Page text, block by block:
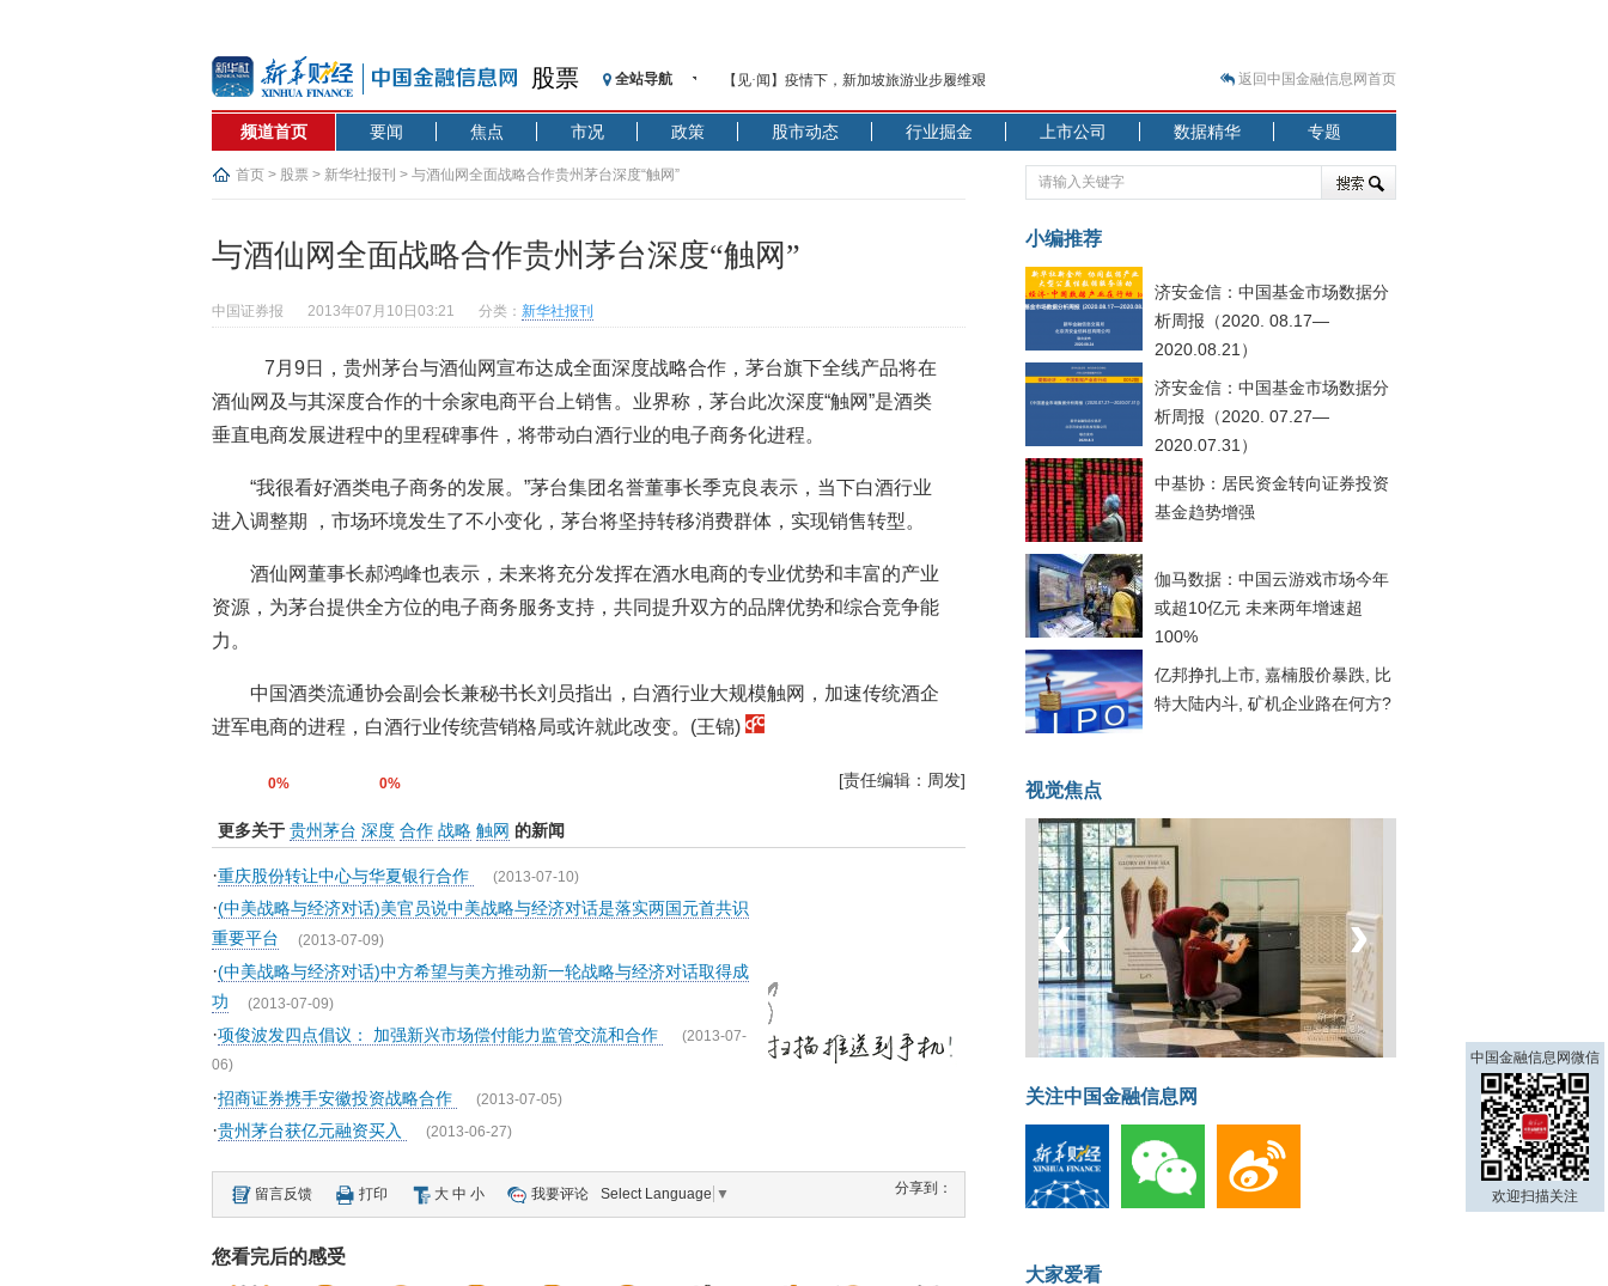
股票 全站导航
【见·闻】疫情下，新加坡旅游业步履维艰
记者手记：疫情下的香港零售业如何浴火重生？
【见·闻】疫情下一家香港传统零售商的转型突围之旅
济安金信：中国基金市场数据分析周报（2020. 07.27—2020.07.31）
【新华财经调查】同业存单、结构性存款玩起“跷跷板” 结构性失衡藏
央行公开市场净投放300亿元 短端资金利率明显下行
基本面及股市双轮冲击 债市回调十年期债表现最弱
沥青期货连续两日涨逾3% 沪银及两粕涨势喜人
恒生聚源：北斗收官之星发射成功，全产业链解析
济安金信：中国基金市场数据分析周报（2020. 08.17—2020.08.21）
返回中国金融信息网首页
频道首页 要闻 焦点 市况 政策 股市动态 行业掘金 上市公司 数据精华 专题
首页 > 股票 > 新华社报刊 > 与酒仙网全面战略合作贵州茅台深度“触网”
与酒仙网全面战略合作贵州茅台深度“触网”
中国证券报 2013年07月10日03:21 分类： 新华社报刊
7月9日，贵州茅台与酒仙网宣布达成全面深度战略合作，茅台旗下全线产品将在
酒仙网及与其深度合作的十余家电商平台上销售。业界称，茅台此次深度“触网”是酒类
垂直电商发展进程中的里程碑事件，将带动白酒行业的电子商务化进程。
“我很看好酒类电子商务的发展。”茅台集团名誉董事长季克良表示，当下白酒行业
进入调整期 ，市场环境发生了不小变化，茅台将坚持转移消费群体，实现销售转型。
酒仙网董事长郝鸿峰也表示，未来将充分发挥在酒水电商的专业优势和丰富的产业
资源，为茅台提供全方位的电子商务服务支持，共同提升双方的品牌优势和综合竞争能
力。
中国酒类流通协会副会长兼秘书长刘员指出，白酒行业大规模触网，加速传统酒企
进军电商的进程，白酒行业传统营销格局或许就此改变。(王锦)
0% 0% [责任编辑：周发]
更多关于 贵州茅台 深度 合作 战略 触网 的新闻
·重庆股份转让中心与华夏银行合作 (2013-07-10)
·(中美战略与经济对话)美官员说中美战略与经济对话是落实两国元首共识
重要平台 (2013-07-09)
·(中美战略与经济对话)中方希望与美方推动新一轮战略与经济对话取得成
功 (2013-07-09)
·项俊波发四点倡议： 加强新兴市场偿付能力监管交流和合作 (2013-07-
06)
·招商证券携手安徽投资战略合作 (2013-07-05)
·贵州茅台获亿元融资买入 (2013-06-27)
留言反馈 打印 大 中 小 我要评论 Select Language ▼ 分享到：
您看完后的感受
小编推荐
济安金信：中国基金市场数据分
析周报（2020. 08.17—
2020.08.21）
济安金信：中国基金市场数据分
析周报（2020. 07.27—
2020.07.31）
中基协：居民资金转向证券投资
基金趋势增强
伽马数据：中国云游戏市场今年
或超10亿元 未来两年增速超
100%
亿邦挣扎上市, 嘉楠股价暴跌, 比
特大陆内斗, 矿机企业路在何方?
视觉焦点
菲律宾：防疫降级
‹ ›
关注中国金融信息网
大家爱看
中国金融信息网微信
欢迎扫描关注